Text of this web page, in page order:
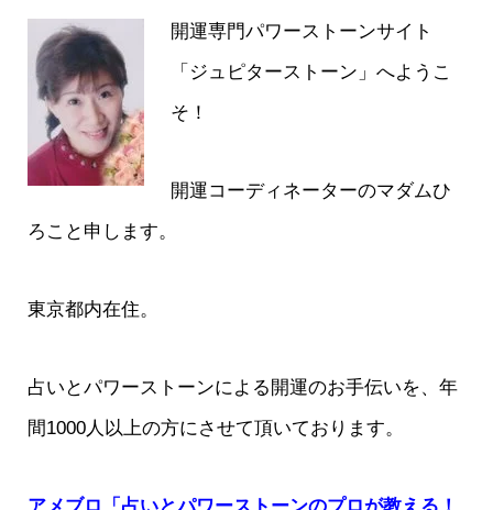
開運専門パワーストーンサイト
「ジュピターストーン」へようこ
そ！
開運コーディネーターのマダムひ
ろこと申します。
東京都内在住。
占いとパワーストーンによる開運のお手伝いを、年
間1000人以上の方にさせて頂いております。